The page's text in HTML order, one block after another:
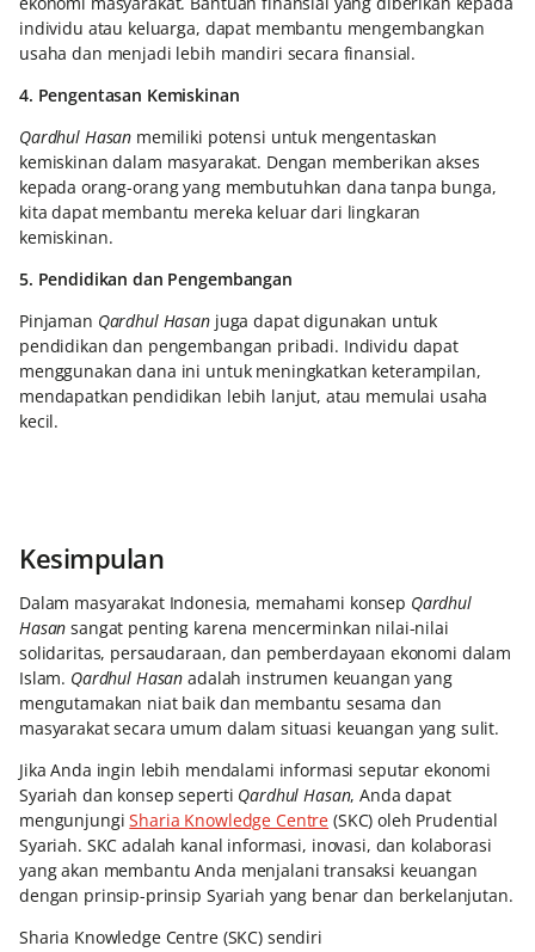
individu atau keluarga, dapat membantu mengembangkan
usaha dan menjadi lebih mandiri secara finansial.
4. Pengentasan Kemiskinan
Qardhul Hasan memiliki potensi untuk mengentaskan
kemiskinan dalam masyarakat. Dengan memberikan akses
kepada orang-orang yang membutuhkan dana tanpa bunga,
kita dapat membantu mereka keluar dari lingkaran
kemiskinan.
5. Pendidikan dan Pengembangan
Pinjaman Qardhul Hasanjuga dapat digunakan untuk
pendidikan dan pengembangan pribadi. Individu dapat
menggunakan dana ini untuk meningkatkan keterampilan,
mendapatkan pendidikan lebih lanjut, atau memulai usaha
kecil.
Kesimpulan
Dalam masyarakat Indonesia, memahami konsep Qardhul
Hasan sangat penting karena mencerminkan nilai-nilai
solidaritas, persaudaraan, dan pemberdayaan ekonomi dalam
Islam. Qardhul Hasan adalah instrumen keuangan yang
mengutamakan niat baik dan membantu sesama dan
masyarakat secara umum dalam situasi keuangan yang sulit.
Jika Anda ingin lebih mendalami informasi seputar ekonomi
Syariah dan konsep seperti Qardhul Hasan, Anda dapat
mengunjungiSharia Knowledge Centre (SKC) oleh Prudential
Syariah. SKC adalah kanal informasi, inovasi, dan kolaborasi
yang akan membantu Anda menjalani transaksi keuangan
dengan prinsip-prinsip Syariah yang benar dan berkelanjutan.
Sharia Knowledge Centre (SKC) sendiri